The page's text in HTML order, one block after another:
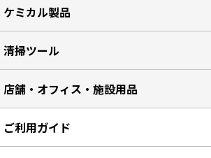
ケミカル製品
清掃ツール
店舗・オフィス・施設用品
ご利用ガイド